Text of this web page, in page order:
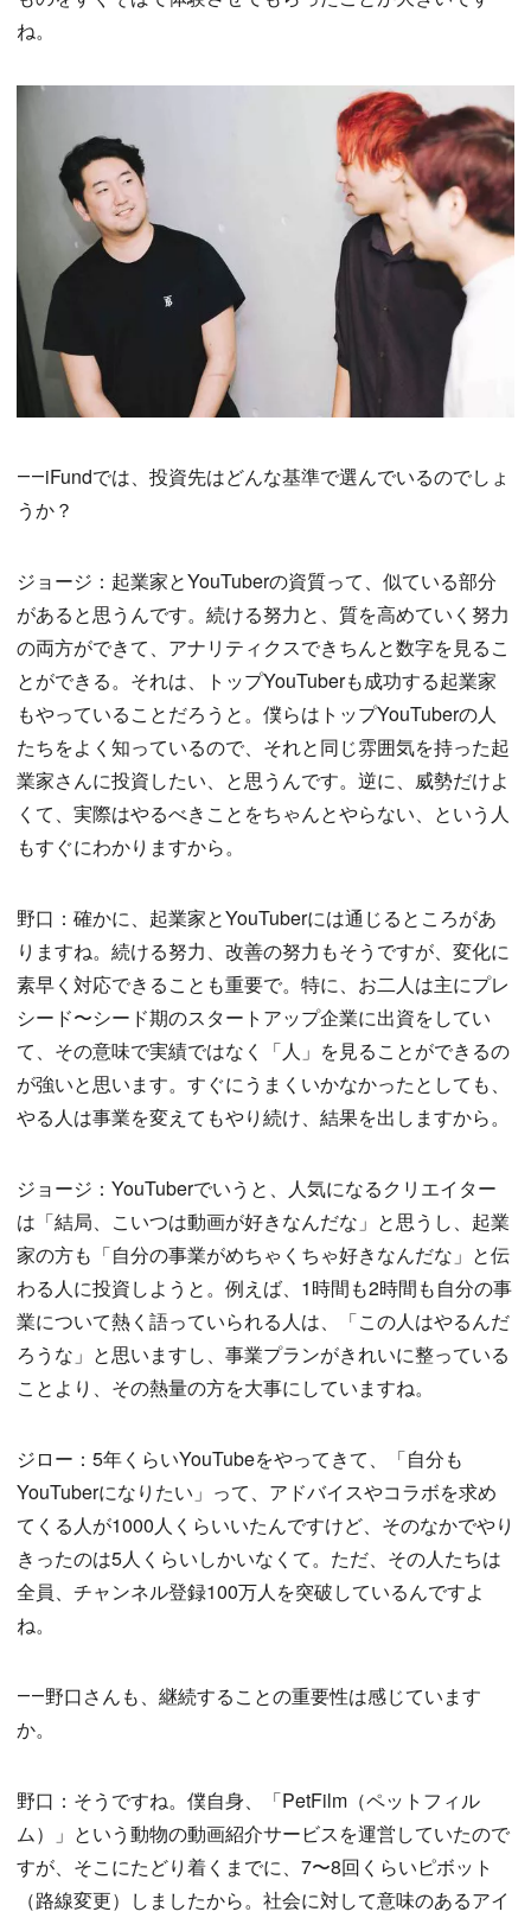
ね。
――iFundでは、投資先はどんな基準で選んでいるのでしょ
うか？
ジョージ：起業家とYouTuberの資質って、似ている部分
があると思うんです。続ける努力と、質を高めていく努力
の両方ができて、アナリティクスできちんと数字を見るこ
とができる。それは、トップYouTuberも成功する起業家
もやっていることだろうと。僕らはトップYouTuberの人
たちをよく知っているので、それと同じ雰囲気を持った起
業家さんに投資したい、と思うんです。逆に、威勢だけよ
くて、実際はやるべきことをちゃんとやらない、という人
もすぐにわかりますから。
野口：確かに、起業家とYouTuberには通じるところがあ
りますね。続ける努力、改善の努力もそうですが、変化に
素早く対応できることも重要で。特に、お二人は主にプレ
シード〜シード期のスタートアップ企業に出資をしてい
て、その意味で実績ではなく「人」を見ることができるの
が強いと思います。すぐにうまくいかなかったとしても、
やる人は事業を変えてもやり続け、結果を出しますから。
ジョージ：YouTuberでいうと、人気になるクリエイター
は「結局、こいつは動画が好きなんだな」と思うし、起業
家の方も「自分の事業がめちゃくちゃ好きなんだな」と伝
わる人に投資しようと。例えば、1時間も2時間も自分の事
業について熱く語っていられる人は、「この人はやるんだ
ろうな」と思いますし、事業プランがきれいに整っている
ことより、その熱量の方を大事にしていますね。
ジロー：5年くらいYouTubeをやってきて、「自分も
YouTuberになりたい」って、アドバイスやコラボを求め
てくる人が1000人くらいいたんですけど、そのなかでやり
きったのは5人くらいしかいなくて。ただ、その人たちは
全員、チャンネル登録100万人を突破しているんですよ
ね。
――野口さんも、継続することの重要性は感じています
か。
野口：そうですね。僕自身、「PetFilm（ペットフィル
ム）」という動物の動画紹介サービスを運営していたので
すが、そこにたどり着くまでに、7〜8回くらいピボット
（路線変更）しましたから。社会に対して意味のあるアイ